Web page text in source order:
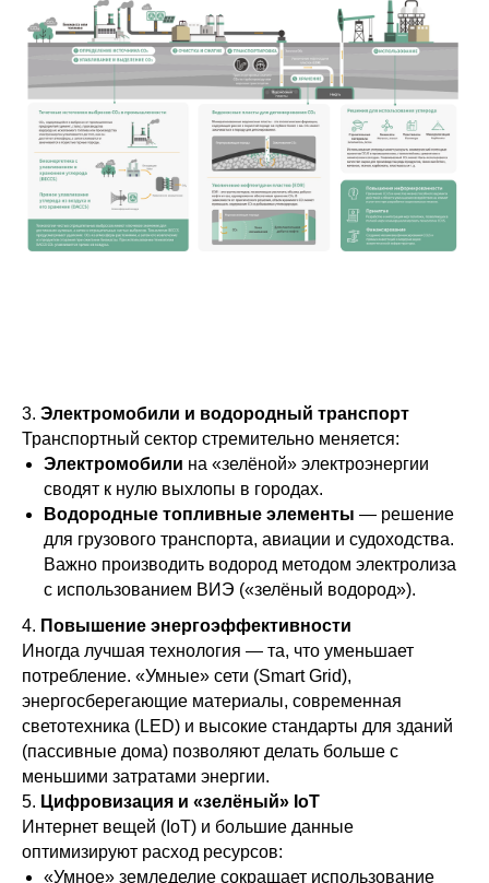
3. Электромобили и водородный транспорт
Транспортный сектор стремительно меняется:
Электромобили на «зелёной» электроэнергии
сводят к нулю выхлопы в городах.
Водородные топливные элементы — решение
для грузового транспорта, авиации и судоходства.
Важно производить водород методом электролиза
с использованием ВИЭ («зелёный водород»).
4. Повышение энергоэффективности
Иногда лучшая технология — та, что уменьшает
потребление. «Умные» сети (Smart Grid),
энергосберегающие материалы, современная
светотехника (LED) и высокие стандарты для зданий
(пассивные дома) позволяют делать больше с
меньшими затратами энергии.
5. Цифровизация и «зелёный» IoT
Интернет вещей (IoT) и большие данные
оптимизируют расход ресурсов:
«Умное» земледелие сокращает использование